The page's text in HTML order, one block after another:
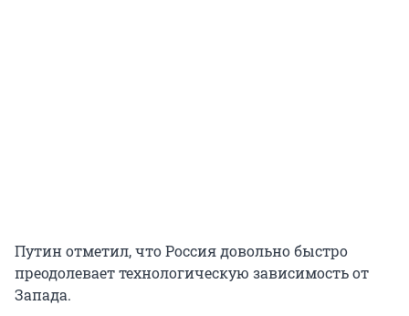
Путин отметил, что Россия довольно быстро
преодолевает технологическую зависимость от
Запада.